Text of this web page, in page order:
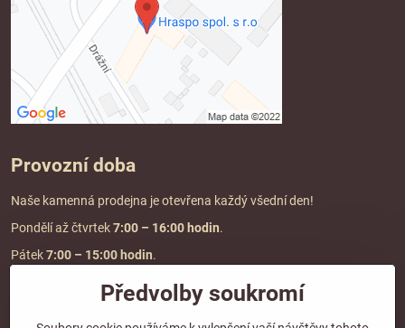
Provozní doba
Naše kamenná prodejna je otevřena každý všední den!
Pondělí až čtvrtek7:00 – 16:00 hodin.
Pátek7:00 – 15:00 hodin.
Doprava a platba
Předvolby soukromí